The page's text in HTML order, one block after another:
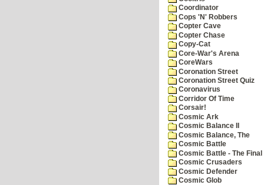
Coordinator
Cops 'N' Robbers
Copter Cave
Copter Chase
Copy-Cat
Core-War's Arena
CoreWars
Coronation Street
Coronation Street Quiz
Coronavirus
Corridor Of Time
Corsair!
Cosmic Ark
Cosmic Balance II
Cosmic Balance, The
Cosmic Battle
Cosmic Battle - The
Cosmic Crusaders
Cosmic Defender
Cosmic Glob